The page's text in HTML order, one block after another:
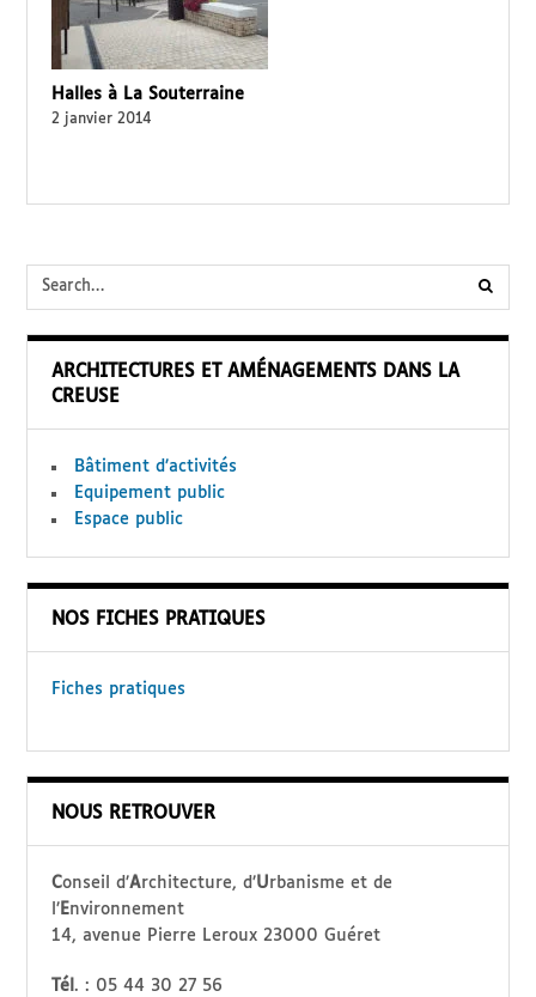
Halles à La Souterraine
2 janvier 2014
ARCHITECTURES ET AMÉNAGEMENTS DANS LA
CREUSE
Bâtiment d’activités
Equipement public
Espace public
NOS FICHES PRATIQUES
Fiches pratiques
NOUS RETROUVER
Conseil d’Architecture, d’Urbanisme et de
l’ Environnement
14, avenue Pierre Leroux 23000 Guéret
Tél. : 05 44 30 27 56